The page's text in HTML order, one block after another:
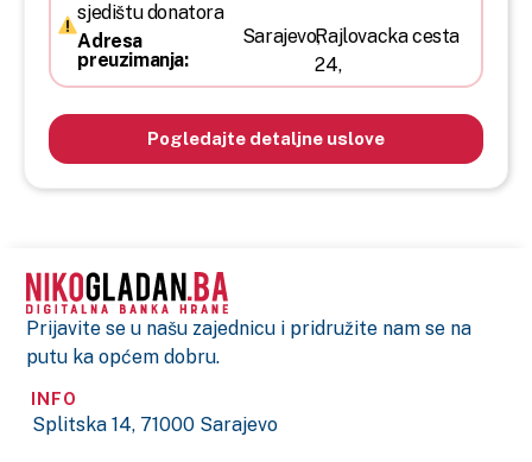
sjedištu donatora
Adresa
preuzimanja:
Sarajevo,Rajlovacka cesta
24,
Pogledajte detaljne uslove
Prijavite se u našu zajednicu i pridružite nam se na
putu ka općem dobru.
INFO
Splitska 14, 71000 Sarajevo